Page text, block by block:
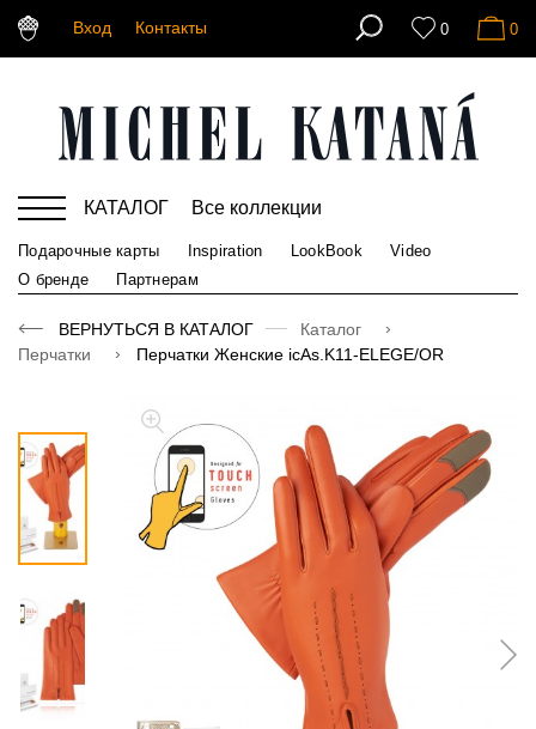
Вход Контакты 0 0
КАТАЛОГ Все коллекции
Подарочные карты Inspiration LookBook
Video
О бренде
Партнерам
ВЕРНУТЬСЯ В КАТАЛОГ
Каталог
Перчатки
Перчатки Женские icAs.K11-ELEGE/OR